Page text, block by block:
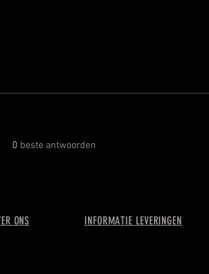
0 beste antwoorden
ONS INFORMATIE LEVERINGEN